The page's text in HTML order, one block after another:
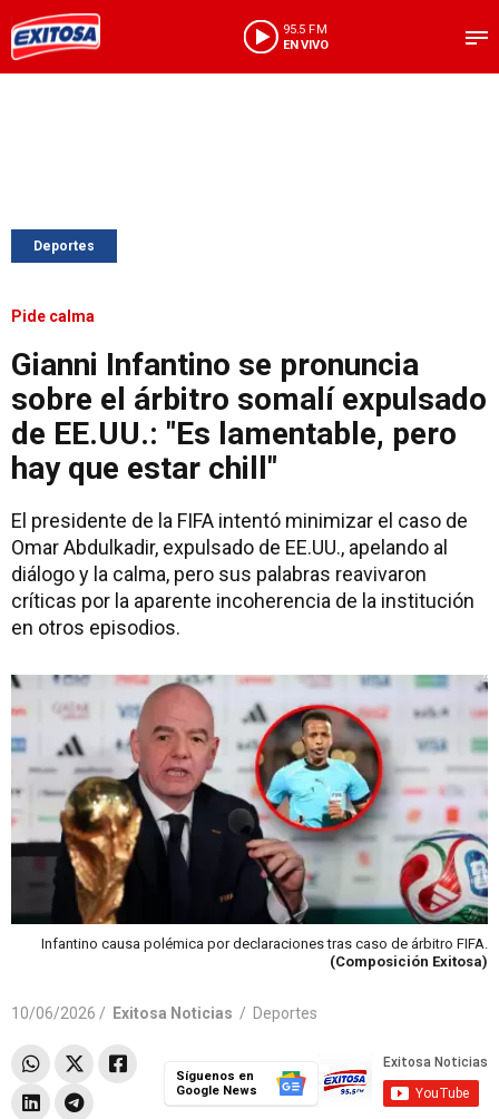
95.5 FM
EN VIVO
Deportes
Pide calma
Gianni Infantino se pronuncia
sobre el árbitro somalí expulsado
de EE.UU.: "Es lamentable, pero
hay que estar chill"
El presidente de la FIFA intentó minimizar el caso de
Omar Abdulkadir, expulsado de EE.UU., apelando al
diálogo y la calma, pero sus palabras reavivaron
críticas por la aparente incoherencia de la institución
en otros episodios.
Infantino causa polémica por declaraciones tras caso de árbitro FIFA.
(Composición Exitosa)
10/06/2026 / Exitosa Noticias / Deportes
Síguenos en
Google News